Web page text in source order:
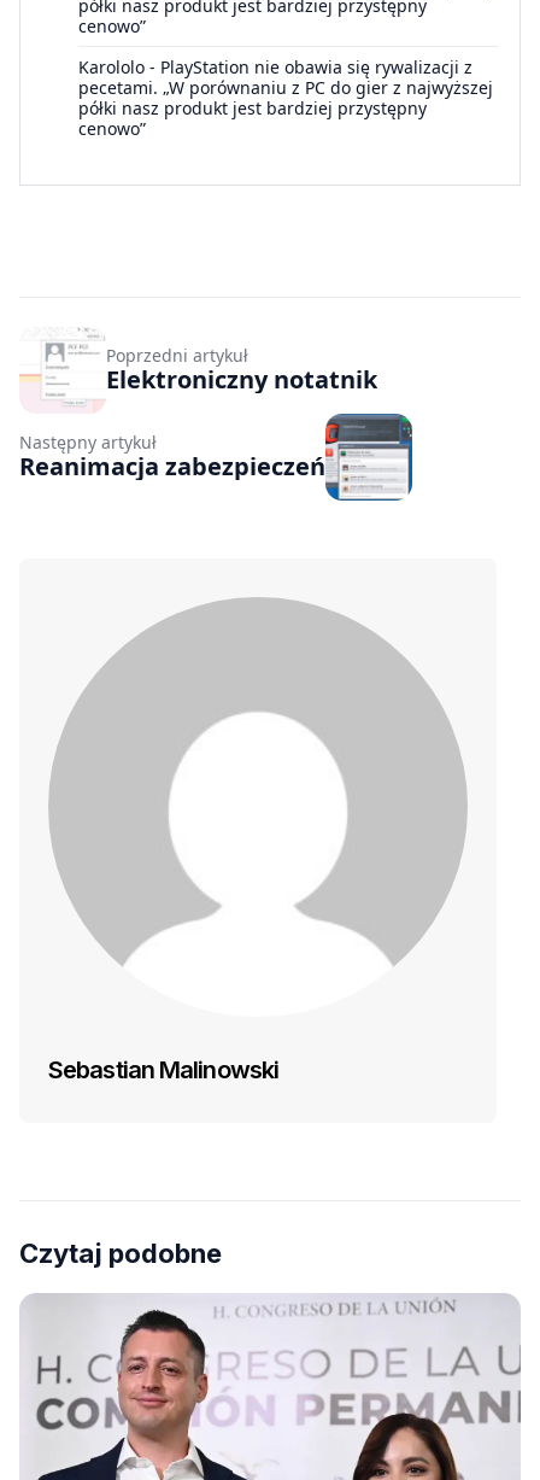
półki nasz produkt jest bardziej przystępny
cenowo”
Karololo - PlayStation nie obawia się rywalizacji z
pecetami. „W porównaniu z PC do gier z najwyższej
półki nasz produkt jest bardziej przystępny
cenowo”
Poprzedni artykuł
Elektroniczny notatnik
Następny artykuł
Reanimacja zabezpieczeń
Sebastian Malinowski
Czytaj podobne